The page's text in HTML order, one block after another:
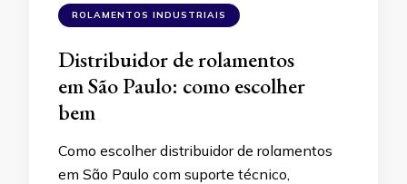
ROLAMENTOS INDUSTRIAIS
Distribuidor de rolamentos
em São Paulo: como escolher
bem
Como escolher distribuidor de rolamentos
em São Paulo com suporte técnico,